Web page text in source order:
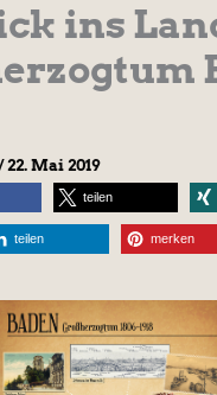
ins
22. Mai 2019
teilen
teilen merken